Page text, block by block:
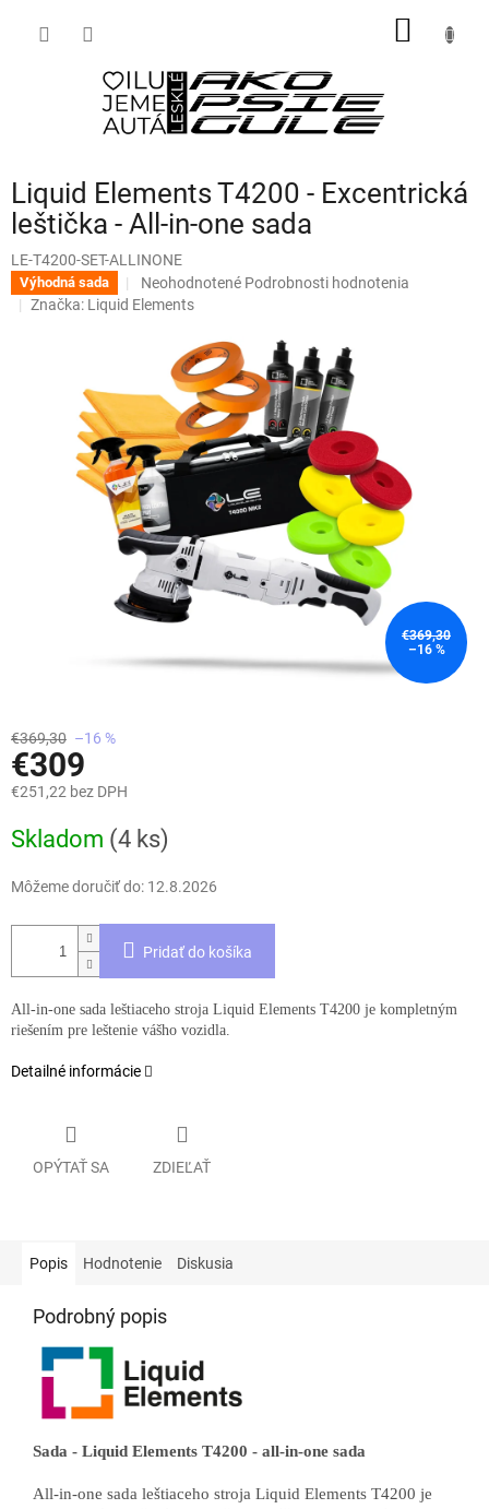
Liquid Elements T4200 - Excentrická
leštička - All-in-one sada
LE-T4200-SET-ALLINONE
Výhodná sada
Priemerné
hodnotenie
hviezdičiek.
Neohodnotené Podrobnosti hodnotenia
Značka: Liquid Elements
€369,30
–16 %
€369,30 –16 %
€309
€251,22 bez DPH
cena:
Skladom (4 ks)
Môžeme doručiť do: 12.8.2026
Pridať do košíka
All-in-one sada leštiaceho stroja Liquid Elements T4200 je kompletným
riešením pre leštenie vášho vozidla.
Detailné informácie
OPÝTAŤ SA ZDIEĽAŤ
Popis Hodnotenie Diskusia
Podrobný popis
Sada - Liquid Elements T4200 - all-in-one sada
All-in-one sada leštiaceho stroja Liquid Elements T4200 je